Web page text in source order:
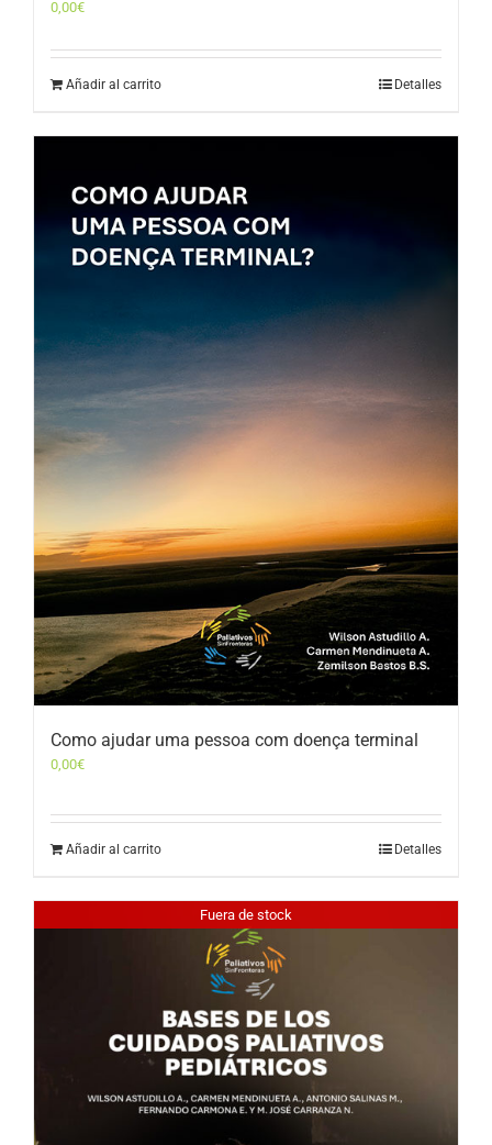
0,00€
Añadir al carrito Detalles
Como ajudar uma pessoa com doença terminal
0,00€
Añadir al carrito Detalles
Fuera de stock